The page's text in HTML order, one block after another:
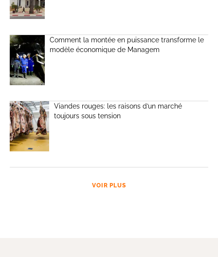
Comment la montée en puissance transforme le
modèle économique de Managem
Viandes rouges: les raisons d’un marché
toujours sous tension
VOIR PLUS